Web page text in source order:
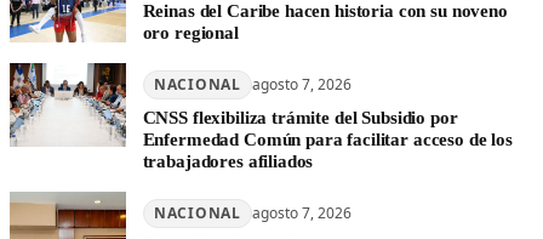
Reinas del Caribe hacen historia con su noveno
oro regional
NACIONAL agosto 7, 2026
CNSS flexibiliza trámite del Subsidio por
Enfermedad Común para facilitar acceso de los
trabajadores afiliados
NACIONAL agosto 7, 2026